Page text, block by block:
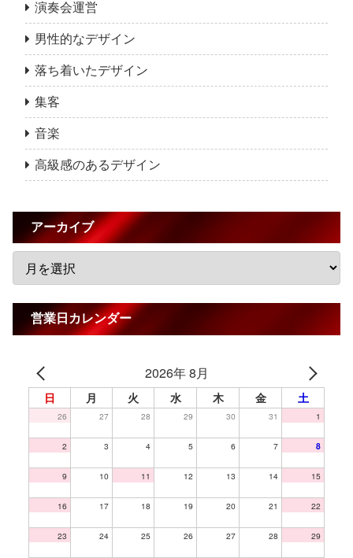
演奏会運営
男性的なデザイン
落ち着いたデザイン
集客
音楽
高級感のあるデザイン
アーカイブ
営業日カレンダー
2026年 8月
日 月 火 水 木 金 土
26 27 28 29 30 31 1
2 3 4 5 6 7 8
9 10 11 12 13 14 15
16 17 18 19 20 21 22
23 24 25 26 27 28 29